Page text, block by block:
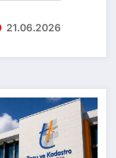
21.06.2026